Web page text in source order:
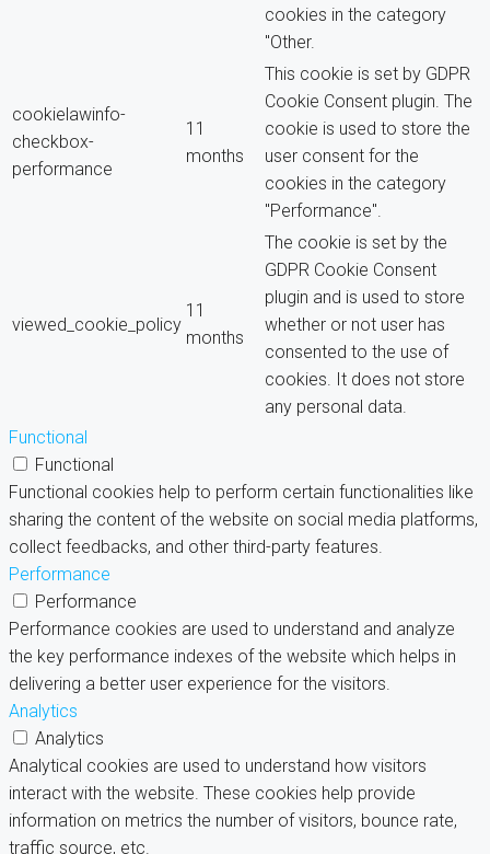
cookies in the category
"Other.
cookielawinfo-
checkbox-
performance
11
months
This cookie is set by GDPR
Cookie Consent plugin. The
cookie is used to store the
user consent for the
cookies in the category
"Performance".
viewed_cookie_policy
11
months
The cookie is set by the
GDPR Cookie Consent
plugin and is used to store
whether or not user has
consented to the use of
cookies. It does not store
any personal data.
Functional
Functional
Functional cookies help to perform certain functionalities like
sharing the content of the website on social media platforms,
collect feedbacks, and other third-party features.
Performance
Performance
Performance cookies are used to understand and analyze
the key performance indexes of the website which helps in
delivering a better user experience for the visitors.
Analytics
Analytics
Analytical cookies are used to understand how visitors
interact with the website. These cookies help provide
information on metrics the number of visitors, bounce rate,
traffic source, etc.